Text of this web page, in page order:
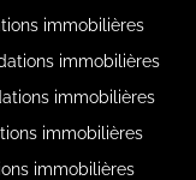
immobilières
immobilières
immobilières
immobilières
immobilières